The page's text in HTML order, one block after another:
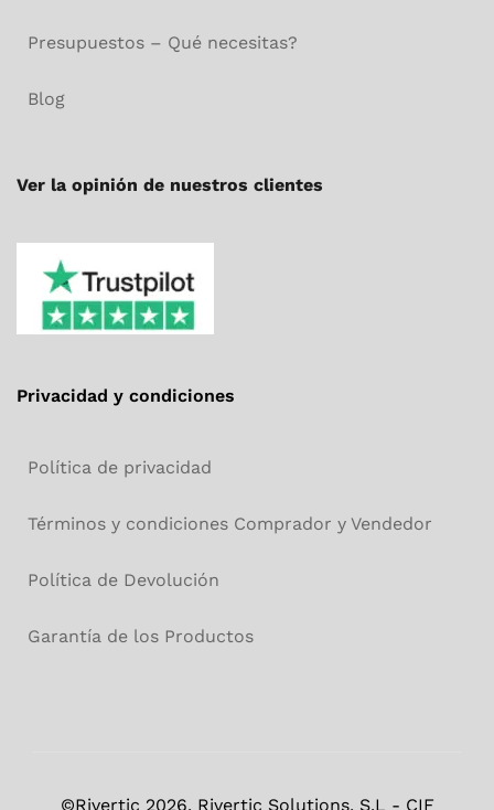
Presupuestos – Qué necesitas?
Blog
Ver la opinión de nuestros clientes
Privacidad y condiciones
Política de privacidad
Términos y condiciones Comprador y Vendedor
Política de Devolución
Garantía de los Productos
©Rivertic 2026. Rivertic Solutions, S.L - CIF